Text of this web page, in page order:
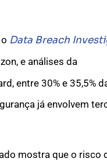
Data Breach
e análises da
entre 30% e 35,5%
já envolvem
mostra que o risco